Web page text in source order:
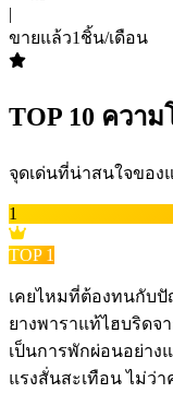
|
ขายแล้ว1 ชิ้น/เดือน
TOP 10 ความ
จุดเด่นที่น่าสนใจของ
1
TOP 1
เคยไหมที่ต้องทนกับปั
ยางพาราแท้ไฮบริดจ
เป็นการพักผ่อนอย่าง
แรงสั่นสะเทือน ไม่ว่